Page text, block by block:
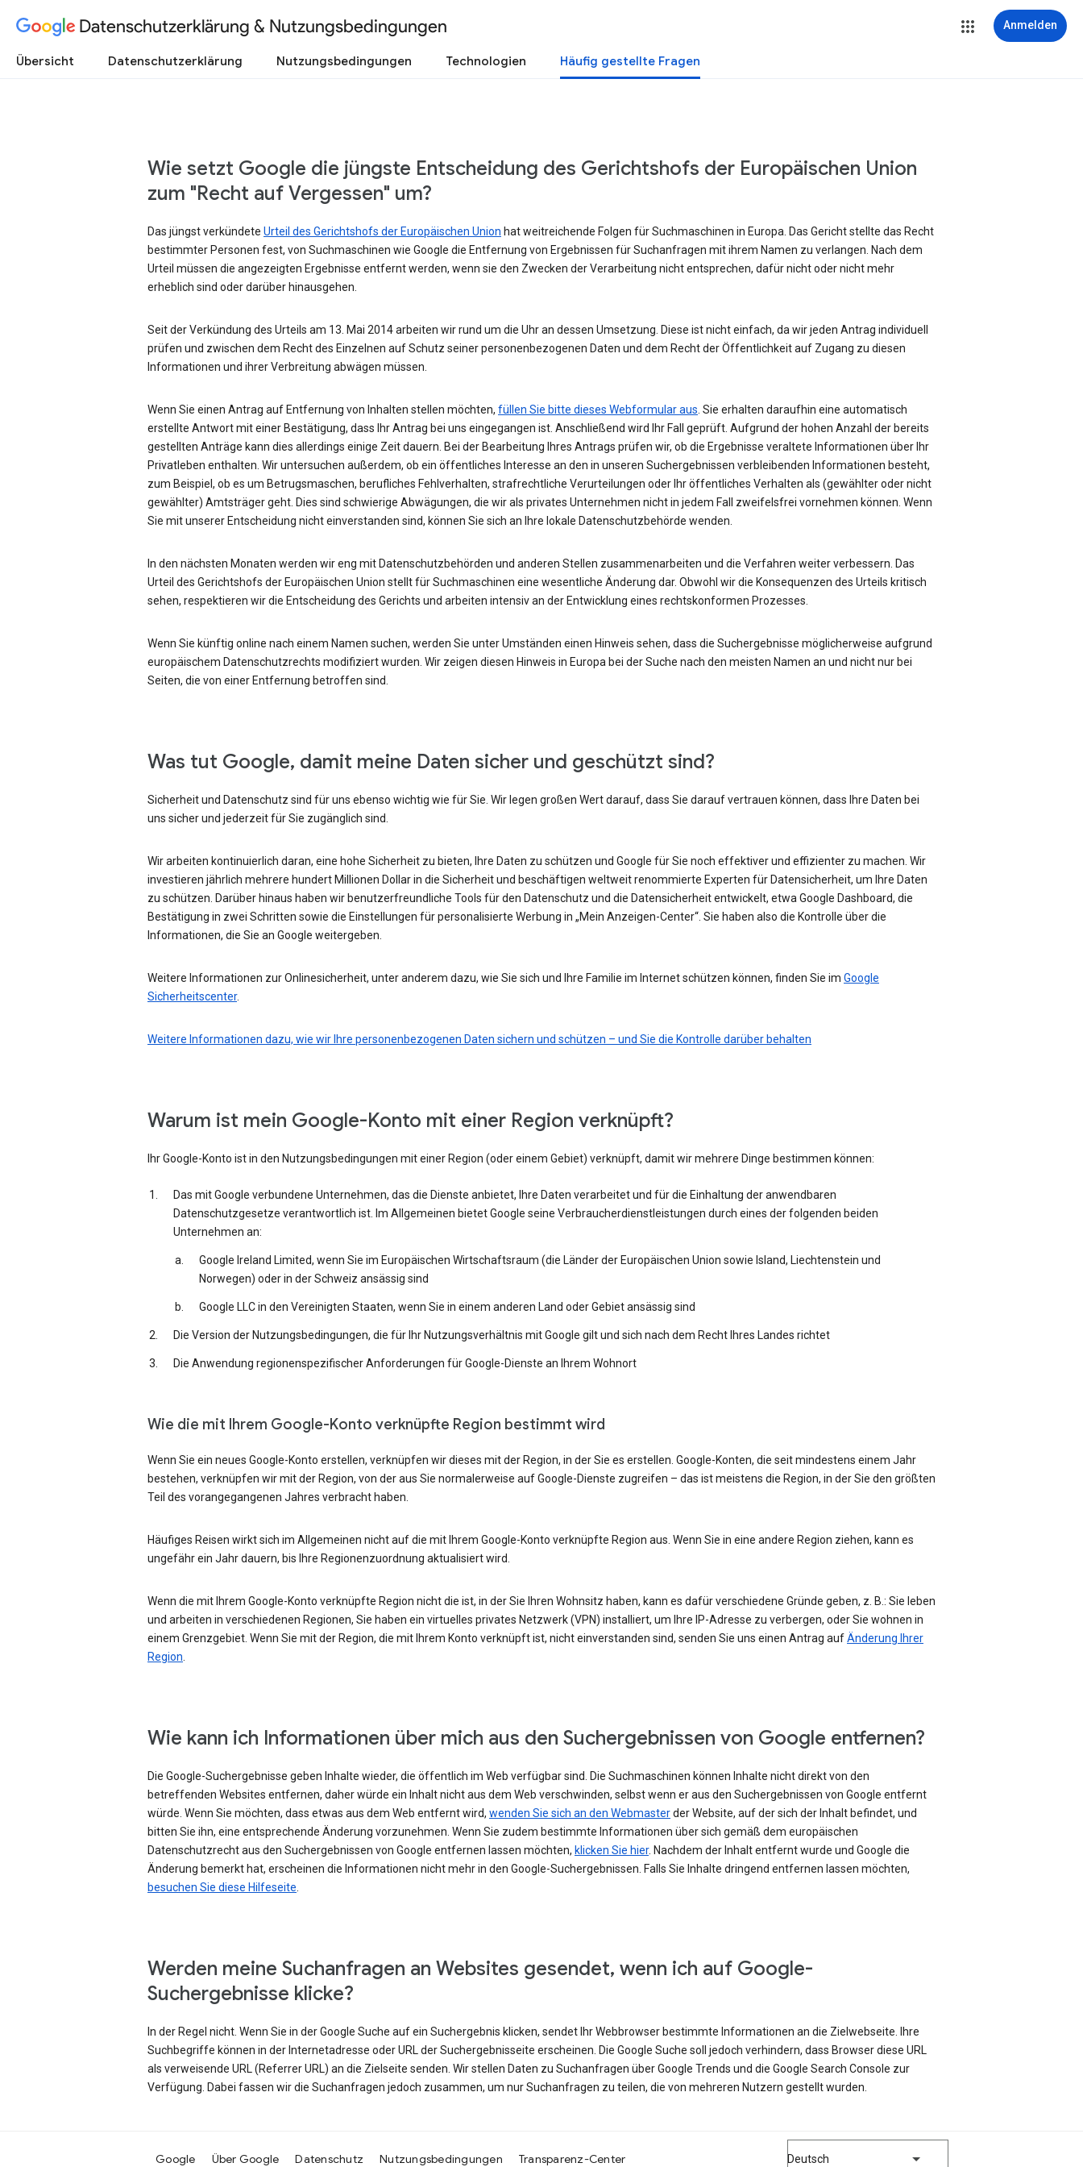
Datenschutzerklärung & Nutzungsbedingungen Anmelden
Übersicht Datenschutzerklärung Nutzungsbedingungen Technologien Häufig gestellte Fragen
Wie setzt Google die jüngste Entscheidung des Gerichtshofs der Europäischen Union
zum "Recht auf Vergessen" um?
Das jüngst verkündete Urteil des Gerichtshofs der Europäischen Union hat weitreichende Folgen für Suchmaschinen in Europa. Das Gericht stellte das Recht
bestimmter Personen fest, von Suchmaschinen wie Google die Entfernung von Ergebnissen für Suchanfragen mit ihrem Namen zu verlangen. Nach dem
Urteil müssen die angezeigten Ergebnisse entfernt werden, wenn sie den Zwecken der Verarbeitung nicht entsprechen, dafür nicht oder nicht mehr
erheblich sind oder darüber hinausgehen.
Seit der Verkündung des Urteils am 13. Mai 2014 arbeiten wir rund um die Uhr an dessen Umsetzung. Diese ist nicht einfach, da wir jeden Antrag individuell
prüfen und zwischen dem Recht des Einzelnen auf Schutz seiner personenbezogenen Daten und dem Recht der Öffentlichkeit auf Zugang zu diesen
Informationen und ihrer Verbreitung abwägen müssen.
Wenn Sie einen Antrag auf Entfernung von Inhalten stellen möchten, füllen Sie bitte dieses Webformular aus . Sie erhalten daraufhin eine automatisch
erstellte Antwort mit einer Bestätigung, dass Ihr Antrag bei uns eingegangen ist. Anschließend wird Ihr Fall geprüft. Aufgrund der hohen Anzahl der bereits
gestellten Anträge kann dies allerdings einige Zeit dauern. Bei der Bearbeitung Ihres Antrags prüfen wir, ob die Ergebnisse veraltete Informationen über Ihr
Privatleben enthalten. Wir untersuchen außerdem, ob ein öffentliches Interesse an den in unseren Suchergebnissen verbleibenden Informationen besteht,
zum Beispiel, ob es um Betrugsmaschen, berufliches Fehlverhalten, strafrechtliche Verurteilungen oder Ihr öffentliches Verhalten als (gewählter oder nicht
gewählter) Amtsträger geht. Dies sind schwierige Abwägungen, die wir als privates Unternehmen nicht in jedem Fall zweifelsfrei vornehmen können. Wenn
Sie mit unserer Entscheidung nicht einverstanden sind, können Sie sich an Ihre lokale Datenschutzbehörde wenden.
In den nächsten Monaten werden wir eng mit Datenschutzbehörden und anderen Stellen zusammenarbeiten und die Verfahren weiter verbessern. Das
Urteil des Gerichtshofs der Europäischen Union stellt für Suchmaschinen eine wesentliche Änderung dar. Obwohl wir die Konsequenzen des Urteils kritisch
sehen, respektieren wir die Entscheidung des Gerichts und arbeiten intensiv an der Entwicklung eines rechtskonformen Prozesses.
Wenn Sie künftig online nach einem Namen suchen, werden Sie unter Umständen einen Hinweis sehen, dass die Suchergebnisse möglicherweise aufgrund
europäischem Datenschutzrechts modifiziert wurden. Wir zeigen diesen Hinweis in Europa bei der Suche nach den meisten Namen an und nicht nur bei
Seiten, die von einer Entfernung betroffen sind.
Was tut Google, damit meine Daten sicher und geschützt sind?
Sicherheit und Datenschutz sind für uns ebenso wichtig wie für Sie. Wir legen großen Wert darauf, dass Sie darauf vertrauen können, dass Ihre Daten bei
uns sicher und jederzeit für Sie zugänglich sind.
Wir arbeiten kontinuierlich daran, eine hohe Sicherheit zu bieten, Ihre Daten zu schützen und Google für Sie noch effektiver und effizienter zu machen. Wir
investieren jährlich mehrere hundert Millionen Dollar in die Sicherheit und beschäftigen weltweit renommierte Experten für Datensicherheit, um Ihre Daten
zu schützen. Darüber hinaus haben wir benutzerfreundliche Tools für den Datenschutz und die Datensicherheit entwickelt, etwa Google Dashboard, die
Bestätigung in zwei Schritten sowie die Einstellungen für personalisierte Werbung in „Mein Anzeigen-Center“. Sie haben also die Kontrolle über die
Informationen, die Sie an Google weitergeben.
Weitere Informationen zur Onlinesicherheit, unter anderem dazu, wie Sie sich und Ihre Familie im Internet schützen können, finden Sie im Google
Sicherheitscenter.
Weitere Informationen dazu, wie wir Ihre personenbezogenen Daten sichern und schützen – und Sie die Kontrolle darüber behalten
Warum ist mein Google-Konto mit einer Region verknüpft?
Ihr Google-Konto ist in den Nutzungsbedingungen mit einer Region (oder einem Gebiet) verknüpft, damit wir mehrere Dinge bestimmen können:
Das mit Google verbundene Unternehmen, das die Dienste anbietet, Ihre Daten verarbeitet und für die Einhaltung der anwendbaren
Datenschutzgesetze verantwortlich ist. Im Allgemeinen bietet Google seine Verbraucherdienstleistungen durch eines der folgenden beiden
Unternehmen an:
Google Ireland Limited, wenn Sie im Europäischen Wirtschaftsraum (die Länder der Europäischen Union sowie Island, Liechtenstein und
Norwegen) oder in der Schweiz ansässig sind
Google LLC in den Vereinigten Staaten, wenn Sie in einem anderen Land oder Gebiet ansässig sind
Die Version der Nutzungsbedingungen, die für Ihr Nutzungsverhältnis mit Google gilt und sich nach dem Recht Ihres Landes richtet
Die Anwendung regionenspezifischer Anforderungen für Google-Dienste an Ihrem Wohnort
Wie die mit Ihrem Google-Konto verknüpfte Region bestimmt wird
Wenn Sie ein neues Google-Konto erstellen, verknüpfen wir dieses mit der Region, in der Sie es erstellen. Google-Konten, die seit mindestens einem Jahr
bestehen, verknüpfen wir mit der Region, von der aus Sie normalerweise auf Google-Dienste zugreifen – das ist meistens die Region, in der Sie den größten
Teil des vorangegangenen Jahres verbracht haben.
Häufiges Reisen wirkt sich im Allgemeinen nicht auf die mit Ihrem Google-Konto verknüpfte Region aus. Wenn Sie in eine andere Region ziehen, kann es
ungefähr ein Jahr dauern, bis Ihre Regionenzuordnung aktualisiert wird.
Wenn die mit Ihrem Google-Konto verknüpfte Region nicht die ist, in der Sie Ihren Wohnsitz haben, kann es dafür verschiedene Gründe geben, z. B.: Sie leben
und arbeiten in verschiedenen Regionen, Sie haben ein virtuelles privates Netzwerk (VPN) installiert, um Ihre IP-Adresse zu verbergen, oder Sie wohnen in
einem Grenzgebiet. Wenn Sie mit der Region, die mit Ihrem Konto verknüpft ist, nicht einverstanden sind, senden Sie uns einen Antrag aufÄnderung Ihrer
Region
Wie kann ich Informationen über mich aus den Suchergebnissen von Google entfernen?
Die Google-Suchergebnisse geben Inhalte wieder, die öffentlich im Web verfügbar sind. Die Suchmaschinen können Inhalte nicht direkt von den
betreffenden Websites entfernen, daher würde ein Inhalt nicht aus dem Web verschwinden, selbst wenn er aus den Suchergebnissen von Google entfernt
würde. Wenn Sie möchten, dass etwas aus dem Web entfernt wird, wenden Sie sich an den Webmasterder Website, auf der sich der Inhalt befindet, und
bitten Sie ihn, eine entsprechende Änderung vorzunehmen. Wenn Sie zudem bestimmte Informationen über sich gemäß dem europäischen
Datenschutzrecht aus den Suchergebnissen von Google entfernen lassen möchten, klicken Sie hier. Nachdem der Inhalt entfernt wurde und Google die
Änderung bemerkt hat, erscheinen die Informationen nicht mehr in den Google-Suchergebnissen. Falls Sie Inhalte dringend entfernen lassen möchten,
besuchen Sie diese Hilfeseite
Werden meine Suchanfragen an Websites gesendet, wenn ich auf Google-
Suchergebnisse klicke?
In der Regel nicht. Wenn Sie in der Google Suche auf ein Suchergebnis klicken, sendet Ihr Webbrowser bestimmte Informationen an die Zielwebseite. Ihre
Suchbegriffe können in der Internetadresse oder URL der Suchergebnisseite erscheinen. Die Google Suche soll jedoch verhindern, dass Browser diese URL
als verweisende URL (Referrer URL) an die Zielseite senden. Wir stellen Daten zu Suchanfragen über Google Trends und die Google Search Console zur
Verfügung. Dabei fassen wir die Suchanfragen jedoch zusammen, um nur Suchanfragen zu teilen, die von mehreren Nutzern gestellt wurden.
Google Über Google Datenschutz Nutzungsbedingungen Transparenz-Center Deutsch